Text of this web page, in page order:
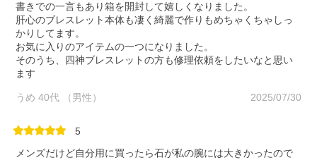
書きでの一言もあり箱を開封して嬉しくなりました。
肝心のブレスレット本体も凄く綺麗で作りもめちゃくちゃしっ
かりしてます。
お気に入りのアイテムの一つになりました。
そのうち、四神ブレスレットの方も修理依頼をしたいなと思い
ます
うめ 40代 （男性） 2025/07/30
5
メンズだけど自分用に買ったら石が私の腕には大きかったので